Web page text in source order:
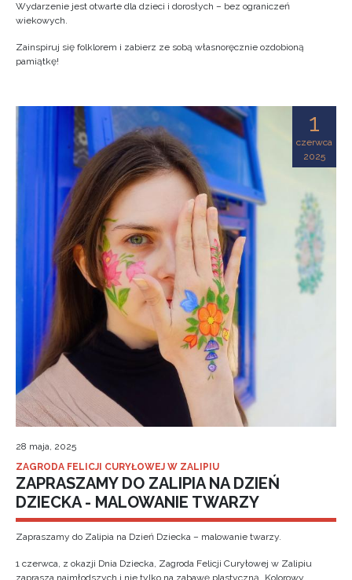
Wydarzenie jest otwarte dla dzieci i dorosłych – bez ograniczeń
wiekowych.
Zainspiruj się folklorem i zabierz ze sobą własnoręcznie ozdobioną
pamiątkę!
1
czerwca
2025
28 maja, 2025
ZAGRODA FELICJI CURYŁOWEJ W ZALIPIU
ZAPRASZAMY DO ZALIPIA NA DZIEŃ
DZIECKA - MALOWANIE TWARZY
Zapraszamy do Zalipia na Dzień Dziecka – malowanie twarzy.
1 czerwca, z okazji Dnia Dziecka, Zagroda Felicji Curyłowej w Zalipiu